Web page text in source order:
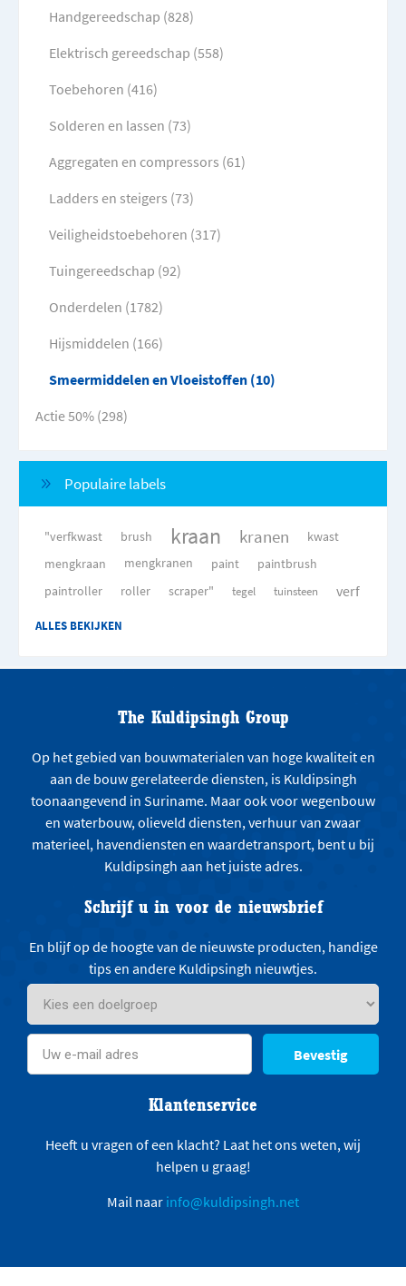
Handgereedschap (828)
Elektrisch gereedschap (558)
Toebehoren (416)
Solderen en lassen (73)
Aggregaten en compressors (61)
Ladders en steigers (73)
Veiligheidstoebehoren (317)
Tuingereedschap (92)
Onderdelen (1782)
Hijsmiddelen (166)
Smeermiddelen en Vloeistoffen (10)
Actie 50% (298)
Populaire labels
"verfkwast brush kraan kranen
kwast
mengkraan
mengkranen paint
paintbrush
paintroller
roller scraper" tegel tuinsteen verf
ALLES BEKIJKEN
The Kuldipsingh Group
Op het gebied van bouwmaterialen van hoge kwaliteit en
aan de bouw gerelateerde diensten, is Kuldipsingh
toonaangevend in Suriname. Maar ook voor wegenbouw
en waterbouw, olieveld diensten, verhuur van zwaar
materieel, havendiensten en waardetransport, bent u bij
Kuldipsingh aan het juiste adres.
Schrijf u in voor de nieuwsbrief
En blijf op de hoogte van de nieuwste producten, handige
tips en andere Kuldipsingh nieuwtjes.
Bevestig
Klantenservice
Heeft u vragen of een klacht? Laat het ons weten, wij
helpen u graag!
Mail naar info@kuldipsingh.net